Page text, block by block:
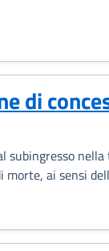
di
subingresso
ai sensi